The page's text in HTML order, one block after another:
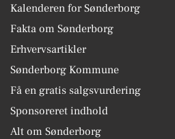
Kalenderen for Sønderborg
Fakta om Sønderborg
Erhvervsartikler
Sønderborg Kommune
Få en gratis salgsvurdering
Sponsoreret indhold
Alt om Sønderborg